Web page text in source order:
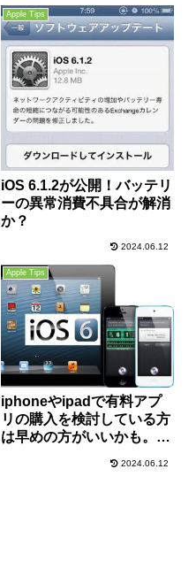
Apple Tips
iOS 6.1.2が公開！バッテリ
ーの異常消費不具合が解消
か？
2024.06.12
Apple Tips
iphoneやipadで有料アプ
リの購入を検討している方
は早めの方がいいかも。
2024.06.12